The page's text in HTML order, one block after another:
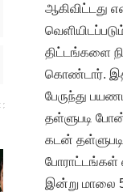
ஆகிவிட்டது
திட்டங்களை
கொண்டார்.
பேருந்து
தள்ளுபடி
கடன்
போராட்டங்கள்
இன்று மாலை